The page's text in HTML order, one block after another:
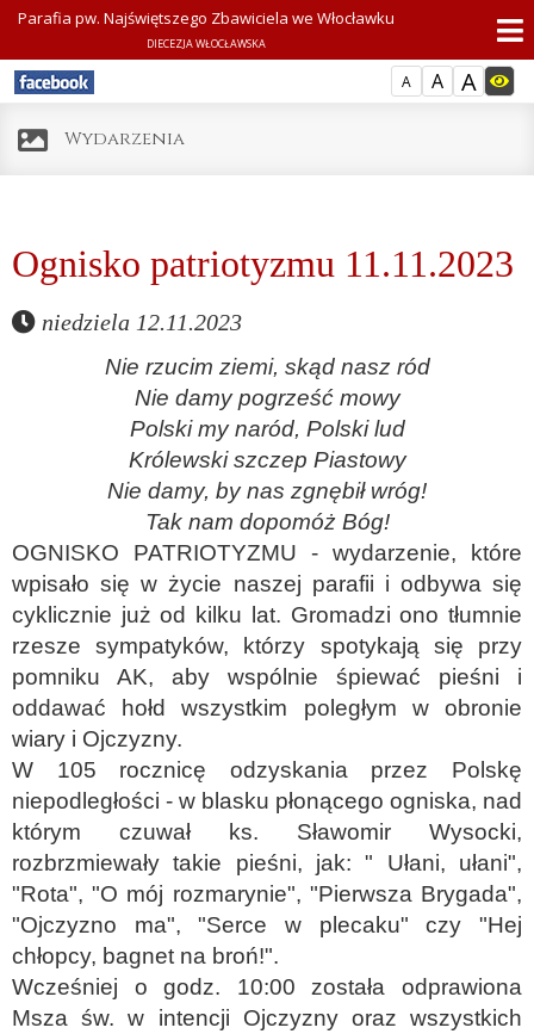
A A A
Parafia pw. Najświętszego Zbawiciela we Włocławku
DIECEZJA WŁOCŁAWSKA
Wydarzenia
Ognisko patriotyzmu 11.11.2023
niedziela 12.11.2023
Nie rzucim ziemi, skąd nasz ród
Nie damy pogrześć mowy
Polski my naród, Polski lud
Królewski szczep Piastowy
Nie damy, by nas zgnębił wróg!
Tak nam dopomóż Bóg!
OGNISKO PATRIOTYZMU - wydarzenie, które
wpisało się w życie naszej parafii i odbywa się
cyklicznie już od kilku lat. Gromadzi ono tłumnie
rzesze sympatyków, którzy spotykają się przy
pomniku AK, aby wspólnie śpiewać pieśni i
oddawać hołd wszystkim poległym w obronie
wiary i Ojczyzny.
W 105 rocznicę odzyskania przez Polskę
niepodległości - w blasku płonącego ogniska, nad
którym czuwał ks. Sławomir Wysocki,
rozbrzmiewały takie pieśni, jak: " Ułani, ułani",
"Rota", "O mój rozmarynie", "Pierwsza Brygada",
"Ojczyzno ma", "Serce w plecaku" czy "Hej
chłopcy, bagnet na broń!".
Wcześniej o godz. 10:00 została odprawiona
Msza św. w intencji Ojczyzny oraz wszystkich